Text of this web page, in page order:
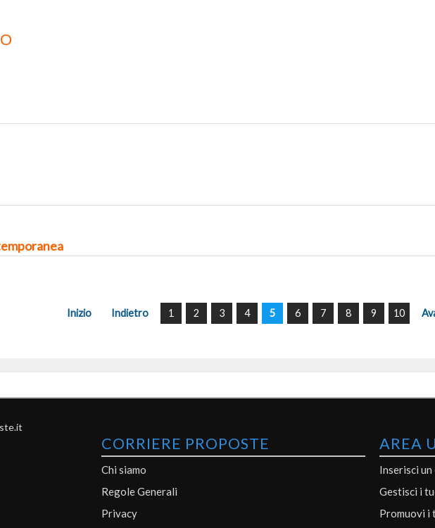
Inizio Indietro 1 2 3 4 5 6 7 8 9 10
CORRIERE PROPOSTE
Chi siamo
Regole Generali
Privacy
AREA
Inserisci
Gestisci i
Promuovi i